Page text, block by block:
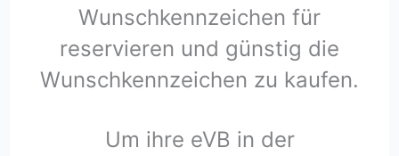
Wunschkennzeichen für
reservieren und günstig die
Wunschkennzeichen zu kaufen.
Um ihre eVB in der